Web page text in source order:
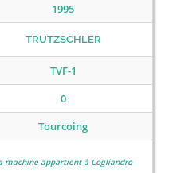
1995
TRUTZSCHLER
TVF-1
0
Tourcoing
machine appartient à Cogliandro